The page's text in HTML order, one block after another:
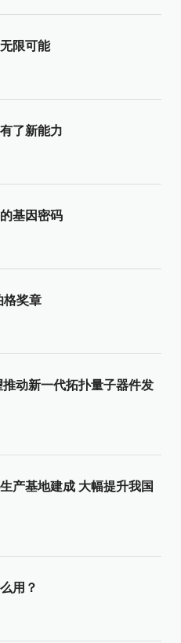
限可能
了新能力
基因密码
格奖章
动新一代拓扑量子器件发
产基地建成 大幅提升我国
用？